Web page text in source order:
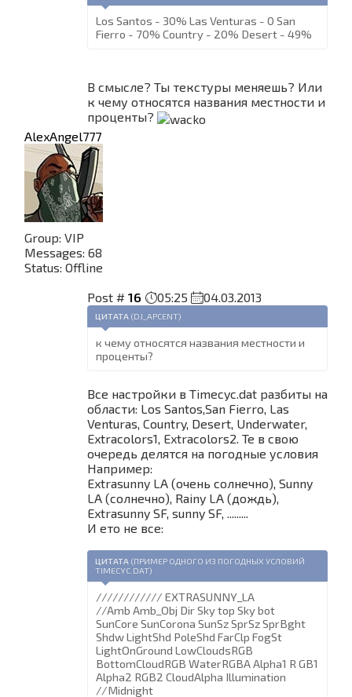
Los Santos - 30% Las Venturas - 0 San
Fierro - 70% Country - 20% Desert - 49%
В смысле? Ты текстуры меняешь? Или
к чему относятся названия местности и
проценты?
AlexAngel777
Group: VIP
Messages: 68
Status: Offline
Post # 16 05:25 04.03.2013
ЦИТАТА (DJ_APCENT)
к чему относятся названия местности и
проценты?
Все настройки в Timecyc.dat разбиты на
области: Los Santos,San Fierro, Las
Venturas, Country, Desert, Underwater,
Extracolors1, Extracolors2. Те в свою
очередь делятся на погодные условия
Например:
Extrasunny LA (очень солнечно), Sunny
LA (солнечно), Rainy LA (дождь),
Extrasunny SF, sunny SF, .........
И ето не все:
ЦИТАТА (ПРИМЕР ОДНОГО ИЗ ПОГОДНЫХ УСЛОВИЙ
TIMECYC.DAT)
//////////// EXTRASUNNY_LA
//Amb Amb_Obj Dir Sky top Sky bot
SunCore SunCorona SunSz SprSz SprBght
Shdw LightShd PoleShd FarClp FogSt
LightOnGround LowCloudsRGB
BottomCloudRGB WaterRGBA Alpha1 R GB1
Alpha2 RGB2 CloudAlpha Illumination
//Midnight